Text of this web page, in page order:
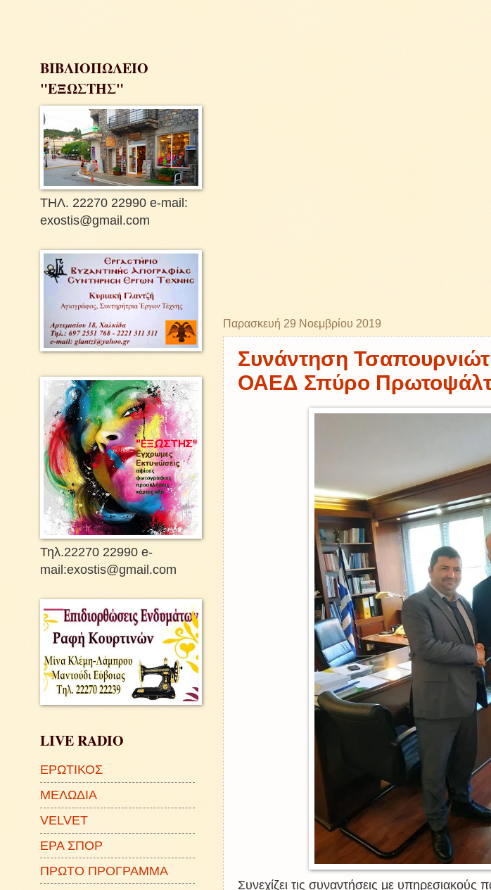
Παρασκευή 29 Νοεμβρίου 2019
Συνάντηση
ΟΑΕΔ Σπύρο
Συνεχίζει τις συναντήσεις με
ΒΙΒΛΙΟΠΩΛΕΙΟ
"ΕΞΩΣΤΗΣ"
ΤΗΛ. 22270 22990 e-mail:
exostis@gmail.com
Τηλ.22270 22990 e-
mail:exostis@gmail.com
LIVE RADIO
ΕΡΩΤΙΚΟΣ
ΜΕΛΩΔΙΑ
VELVET
ΕΡΑ ΣΠΟΡ
ΠΡΩΤΟ ΠΡΟΓΡΑΜΜΑ